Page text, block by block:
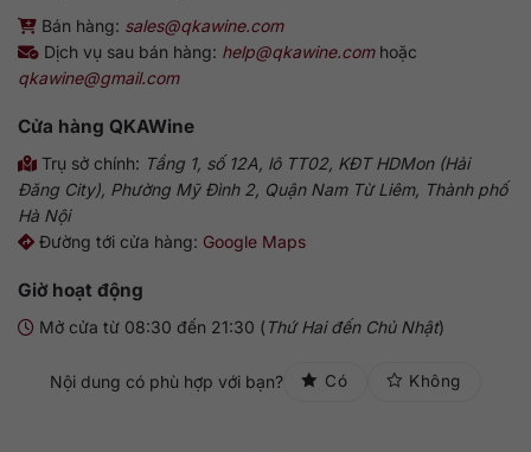
Bán hàng: sales@qkawine.com
Dịch vụ sau bán hàng: help@qkawine.comhoặc
qkawine@gmail.com
Cửa hàng QKAWine
Trụ sở chính: Tầng 1, số 12A, lô TT02, KĐT HDMon (Hải
Đăng City), Phường Mỹ Đình 2, Quận Nam Từ Liêm, Thành phố
Hà Nội
Đường tới cửa hàng: Google Maps
Giờ hoạt động
Mở cửa từ 08:30 đến 21:30 ( Thứ Hai đến Chủ Nhật)
Nội dung có phù hợp với bạn? Có Không